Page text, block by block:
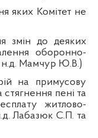
яких Комітет не
змін до деяких
оборонно-
н.д. Мамчур Ю.В.)
на примусову
пені та
житлово-
Лабазюк С.П. та